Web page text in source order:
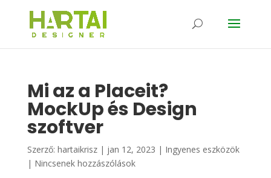
Mi az a Placeit?
MockUp és Design
szoftver
Szerző: hartaikrisz| jan 12, 2023 | Ingyenes eszközök
| Nincsenek hozzászólások